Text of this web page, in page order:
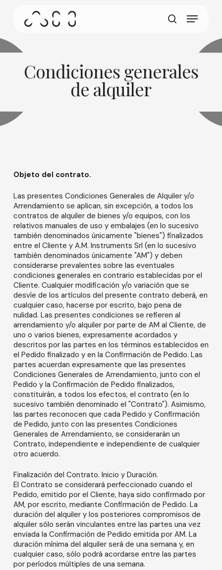
Esta pantalla permite que su dispositivo consuma
menos energía de la necesaria cuando está
contenido
Menú
Condiciones generales
de alquiler
Objeto del contrato.
Las presentes Condiciones Generales de Alquiler y/o
Arrendamiento se aplican, sin excepción, a todos los
contratos de alquiler de bienes y/o equipos, con los
relativos manuales de uso y embalajes (en lo sucesivo
también denominados únicamente "bienes") finalizados
entre el Cliente y A.M. Instruments Srl (en lo sucesivo
también denominados únicamente "AM") y deben
considerarse prevalentes sobre las eventuales
condiciones generales en contrario establecidas por el
Cliente. Cualquier modificación y/o variación que se
desvíe de los artículos del presente contrato deberá, en
cualquier caso, hacerse por escrito, bajo pena de
nulidad. Las presentes condiciones se refieren al
arrendamiento y/o alquiler por parte de AM al Cliente, de
uno o varios bienes, expresamente acordados y
descritos por las partes en los términos establecidos en
el Pedido finalizado y en la Confirmación de Pedido. Las
partes acuerdan expresamente que las presentes
Condiciones Generales de Arrendamiento, junto con el
Pedido y la Confirmación de Pedido finalizados,
constituirán, a todos los efectos, el contrato (en lo
sucesivo también denominado el "Contrato"). Asimismo,
las partes reconocen que cada Pedido y Confirmación
de Pedido, junto con las presentes Condiciones
Generales de Arrendamiento, se considerarán un
Contrato, independiente e independiente de cualquier
otro acuerdo.
Finalización del Contrato. Inicio y Duración.
El Contrato se considerará perfeccionado cuando el
Pedido, emitido por el Cliente, haya sido confirmado por
AM, por escrito, mediante Confirmación de Pedido. La
duración del alquiler y los posteriores compromisos de
alquiler sólo serán vinculantes entre las partes una vez
enviada la Confirmación de Pedido emitida por AM. La
duración mínima del alquiler será de una semana y, en
cualquier caso, sólo podrá acordarse entre las partes
por períodos múltiples de una semana.